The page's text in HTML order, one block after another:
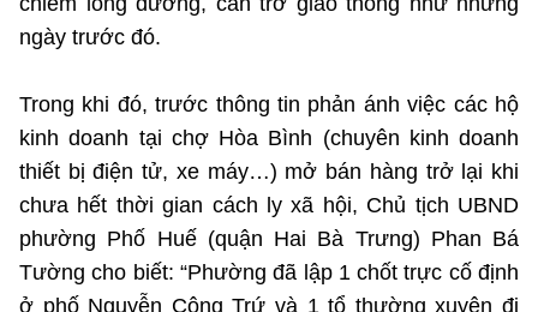
ngày trước đó.
Trong khi đó, trước thông tin phản ánh việc các hộ
kinh doanh tại chợ Hòa Bình (chuyên kinh doanh
thiết bị điện tử, xe máy…) mở bán hàng trở lại khi
chưa hết thời gian cách ly xã hội, Chủ tịch UBND
phường Phố Huế (quận Hai Bà Trưng) Phan Bá
Tường cho biết: “Phường đã lập 1 chốt trực cố định
ở phố Nguyễn Công Trứ và 1 tổ thường xuyên đi